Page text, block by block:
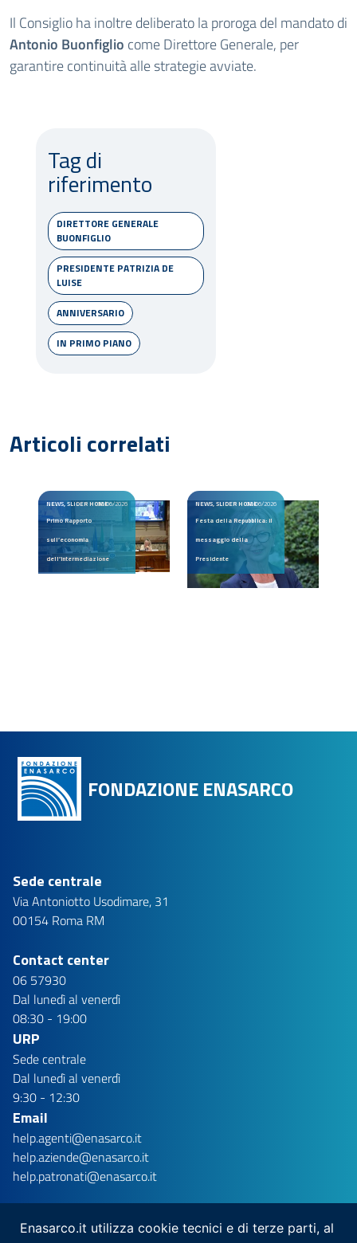
Il Consiglio ha inoltre deliberato la proroga del mandato di
Antonio Buonfiglio come Direttore Generale, per
garantire continuità alle strategie avviate.
Tag di
riferimento
DIRETTORE GENERALE
BUONFIGLIO
PRESIDENTE PATRIZIA DE
LUISE
ANNIVERSARIO
IN PRIMO PIANO
Articoli correlati
NEWS, SLIDER HOME30/06/2026
Primo Rapporto
sull’economia
dell’intermediazione
NEWS, SLIDER HOME02/06/2026
Festa della Repubblica: il
messaggio della
Presidente
FONDAZIONE ENASARCO
Sede centrale
Via Antoniotto Usodimare, 31
00154 Roma RM
Contact center
06 57930
Dal lunedì al venerdì
08:30 - 19:00
URP
Sede centrale
Dal lunedì al venerdì
9:30 - 12:30
Email
help.agenti@enasarco.it
help.aziende@enasarco.it
help.patronati@enasarco.it
Enasarco.it utilizza cookie tecnici e di terze parti, al